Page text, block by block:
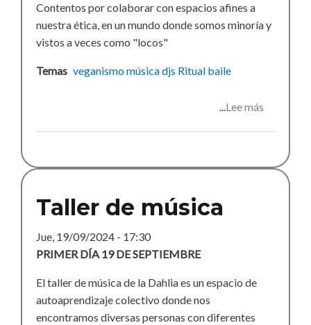
Contentos por colaborar con espacios afines a
nuestra ética, en un mundo donde somos minoría y
vistos a veces como "locos"
Temas veganismomúsicadjs Ritual baile
Lee más
Taller de música
Jue, 19/09/2024 - 17:30
PRIMER DÍA 19 DE SEPTIEMBRE
El taller de música de la Dahlia es un espacio de
autoaprendizaje colectivo donde nos
encontramos diversas personas con diferentes